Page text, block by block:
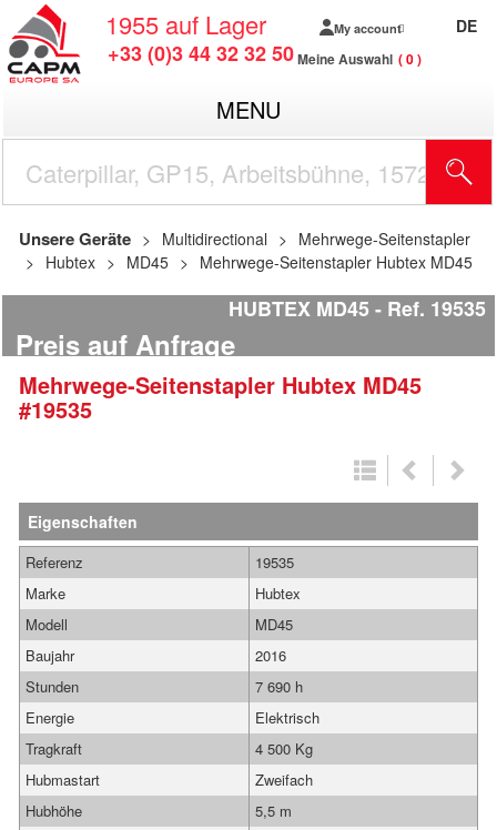
1955 auf Lager
+33 (0)3 44 32 32 50
My account
Meine Auswahl 0
DE
MENU
Unsere Geräte Multidirectional
Mehrwege-Seitenstapler
Hubtex
MD45 Mehrwege-Seitenstapler Hubtex MD45
HUBTEX MD45 Ref. 19535
Preis auf Anfrage
Mehrwege-Seitenstapler Hubtex MD45
#19535
Eigenschaften
Referenz
19535
Marke
Hubtex
Modell
MD45
Baujahr
2016
Stunden
7 690 h
Energie
Elektrisch
Tragkraft
4 500 Kg
Hubmastart
Zweifach
Hubhöhe
5,5 m